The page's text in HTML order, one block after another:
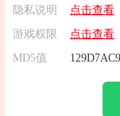
隐私说明
点击查看
游戏权限
点击查看
MD5值